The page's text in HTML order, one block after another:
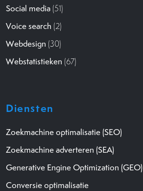
Social media (51)
Voice search (2)
Webdesign (30)
Webstatistieken (67)
Diensten
Zoekmachine optimalisatie (SEO)
Zoekmachine adverteren (SEA)
Generative Engine Optimization (GEO)
Conversie optimalisatie